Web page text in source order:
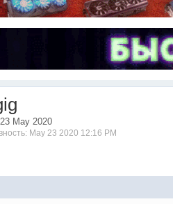
May 2020
May 23 2020 12:16 PM